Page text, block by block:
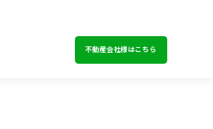
不動産会社様はこちら